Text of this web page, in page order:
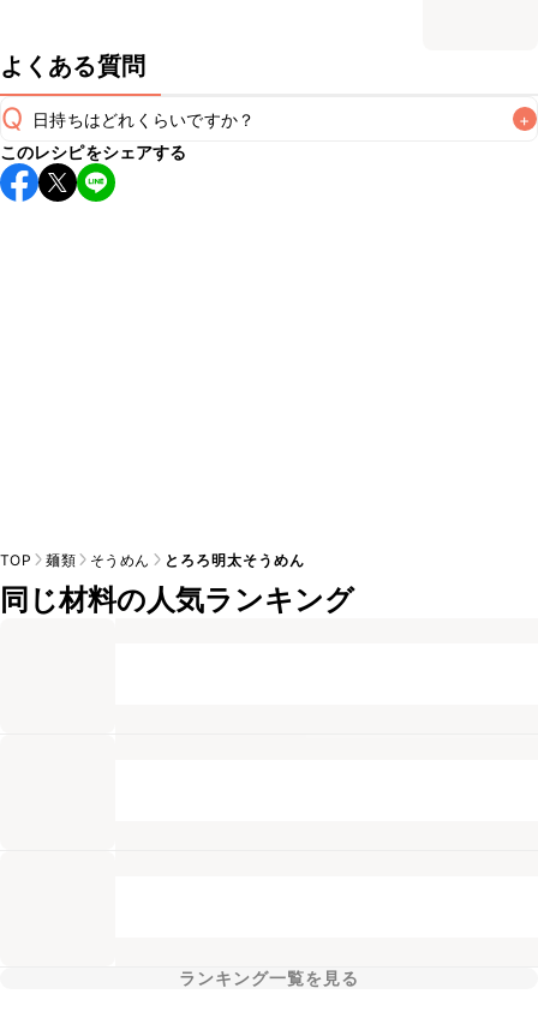
よくある質問
Q 日持ちはどれくらいですか？ +
こちらのレシピは出来たてをお召し上がりいただくことをお
すすめします。
このレシピをシェアする
TOP 麺類 そうめん とろろ明太そうめん
同じ材料の人気ランキング
ランキング一覧を見る